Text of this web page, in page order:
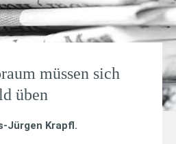
müssen sich
üben
Jürgen Krapfl.